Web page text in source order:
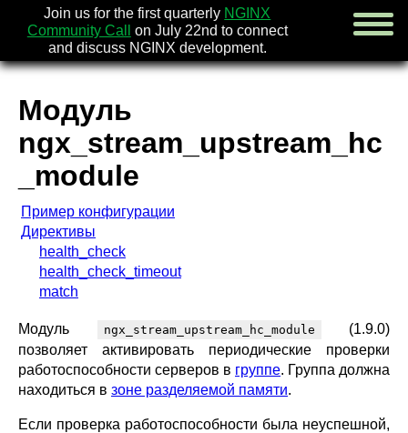
Join us for the first quarterly NGINX
Community Call
on July 22nd to connect
and discuss NGINX development.
русский
сообщество
компания
x.com
Модуль
ngx_stream_upstream_hc
_module
Пример конфигурации
Директивы
health_check
health_check_timeout
match
Модуль ngx_stream_upstream_hc_module
(1.9.0)
позволяет активировать периодические проверки
работоспособности серверов в группе. Группа должна
находиться в зоне разделяемой памяти.
Если проверка работоспособности была неуспешной,